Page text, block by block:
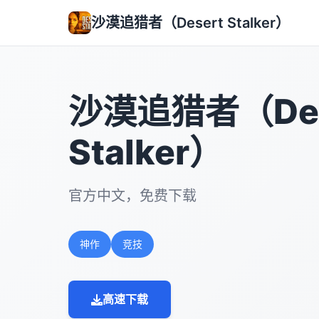
沙漠追猎者（Desert Stalker）
沙漠追猎者（
Stalker）
官方中文，免费下载
神作 竞技
高速下载